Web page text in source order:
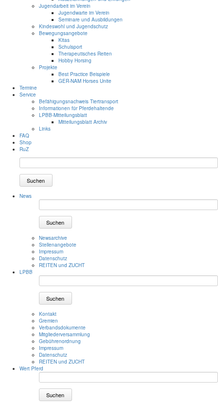
Jugendarbeit im Verein
Jugendwarte im Verein
Seminare und Ausbildungen
Kindeswohl und Jugendschutz
Bewegungsangebote
Kitas
Schulsport
Therapeutisches Reiten
Hobby Horsing
Projekte
Best Practice Beispiele
GER-NAM Horses Unite
Termine
Service
Befähigungsnachweis Tiertransport
Informationen für Pferdehaltende
LPBB-Mitteilungsblatt
Mitteilungsblatt Archiv
Links
FAQ
Shop
RuZ
Suchen
News
Suchen
Newsarchive
Stellenangebote
Impressum
Datenschutz
REITEN und ZUCHT
LPBB
Suchen
Kontakt
Gremien
Verbandsdokumente
Mitgliederversammlung
Gebührenordnung
Impressum
Datenschutz
REITEN und ZUCHT
Wert Pferd
Suchen